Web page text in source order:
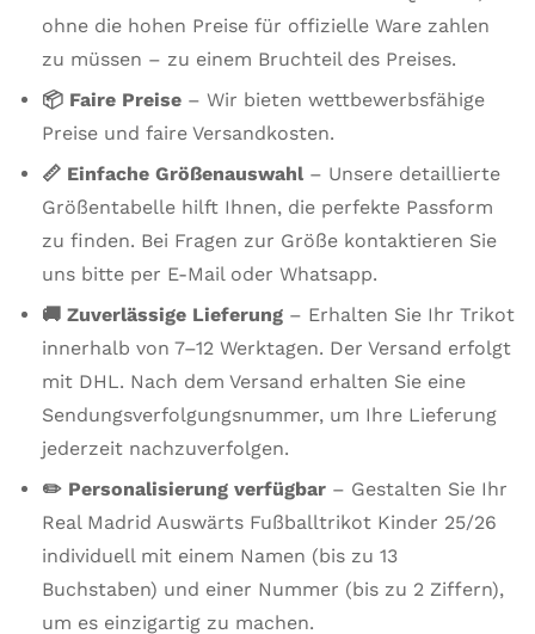
ohne die hohen Preise für offizielle Ware zahlen
zu müssen – zu einem Bruchteil des Preises.
📦 Faire Preise – Wir bieten wettbewerbsfähige
Preise und faire Versandkosten.
📏 Einfache Größenauswahl – Unsere detaillierte
Größentabelle hilft Ihnen, die perfekte Passform
zu finden. Bei Fragen zur Größe kontaktieren Sie
uns bitte per E-Mail oder Whatsapp.
🚚 Zuverlässige Lieferung – Erhalten Sie Ihr Trikot
innerhalb von 7–12 Werktagen. Der Versand erfolgt
mit DHL. Nach dem Versand erhalten Sie eine
Sendungsverfolgungsnummer, um Ihre Lieferung
jederzeit nachzuverfolgen.
✏️ Personalisierung verfügbar – Gestalten Sie Ihr
Real Madrid Auswärts Fußballtrikot Kinder 25/26
individuell mit einem Namen (bis zu 13
Buchstaben) und einer Nummer (bis zu 2 Ziffern),
um es einzigartig zu machen.